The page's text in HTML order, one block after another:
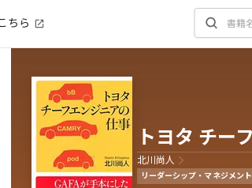
ちら
トヨタ チー
北川尚人
リーダーシップ・マネジメント